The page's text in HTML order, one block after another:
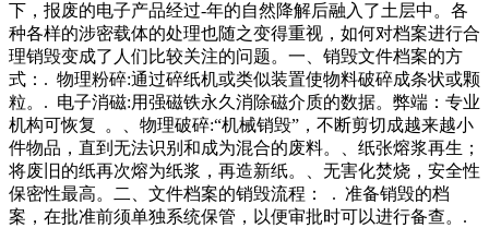
下，报废的电子产品经过-年的自然降解后融入了土层中。各
种各样的涉密载体的处理也随之变得重视，如何对档案进行合
理销毁变成了人们比较关注的问题。一、销毁文件档案的方
式：. 物理粉碎:通过碎纸机或类似装置使物料破碎成条状或颗
粒。. 电子消磁:用强磁铁永久消除磁介质的数据。弊端：专业
机构可恢复 。、物理破碎:“机械销毁”，不断剪切成越来越小
件物品，直到无法识别和成为混合的废料。、纸张熔浆再生；
将废旧的纸再次熔为纸浆，再造新纸。、无害化焚烧，安全性
保密性最高。二、文件档案的销毁流程： . 准备销毁的档
案，在批准前须单独系统保管，以便审批时可以进行备查。.